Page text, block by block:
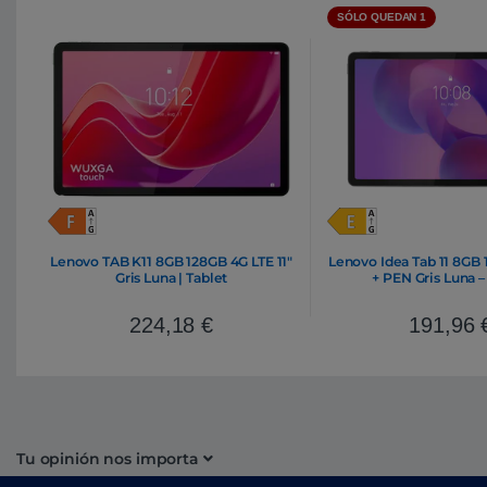
Lenovo TAB K11 8GB 128GB 4G LTE 11″
Gris Luna | Tablet
224,18€
SÓLO QUEDAN 1
Lenovo Idea Tab 11 8GB
+ PEN Gris Luna
191,96
Tu opinión nos importa